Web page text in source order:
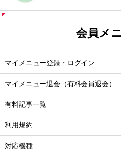
会員メ
マイメニュー登録・ログイン
マイメニュー退会（有料会員退会）
有料記事一覧
利用規約
対応機種